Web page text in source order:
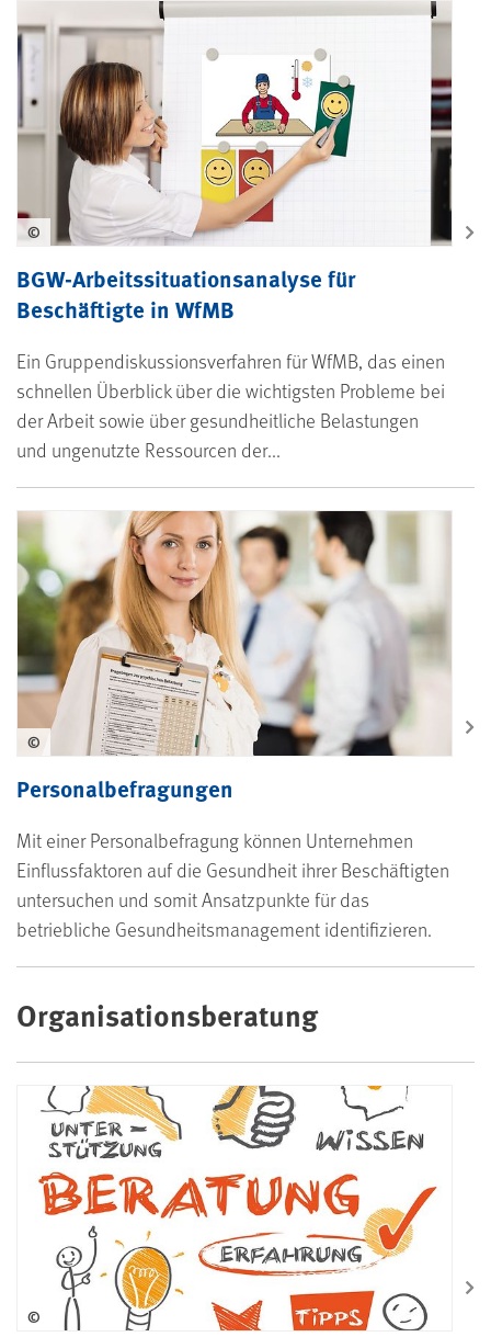
BGW-Arbeitssituationsanalyse für
Beschäftigte in WfMB
Ein Gruppendiskussionsverfahren für WfMB, das einen
schnellen Überblick über die wichtigsten Probleme bei
der Arbeit sowie über gesundheitliche Belastungen
und ungenutzte Ressourcen der...
©
Personalbefragungen
Mit einer Personalbefragung können Unternehmen
Einflussfaktoren auf die Gesundheit ihrer Beschäftigten
untersuchen und somit Ansatzpunkte für das
betriebliche Gesundheitsmanagement identifizieren.
©
Organisationsberatung
©